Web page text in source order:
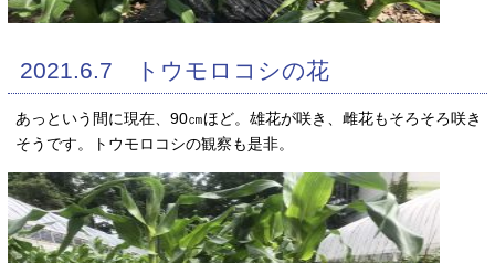
2021.6.7 トウモロコシの花
あっという間に現在、90㎝ほど。雄花が咲き、雌花もそろそろ咲き
そうです。トウモロコシの観察も是非。